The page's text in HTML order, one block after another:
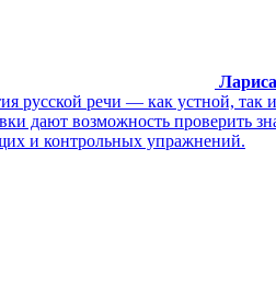
русской речи — как устной,
дают возможность проверить
и контрольных упражнений.